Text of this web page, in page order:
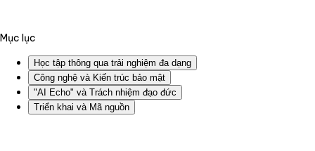
Mục lục
Học tập thông qua trải nghiệm đa dạng
Công nghệ và Kiến trúc bảo mật
"AI Echo" và Trách nhiệm đạo đức
Triển khai và Mã nguồn